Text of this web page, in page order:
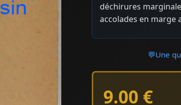
déchirures
accolades en marge
💬Une
9.00 €